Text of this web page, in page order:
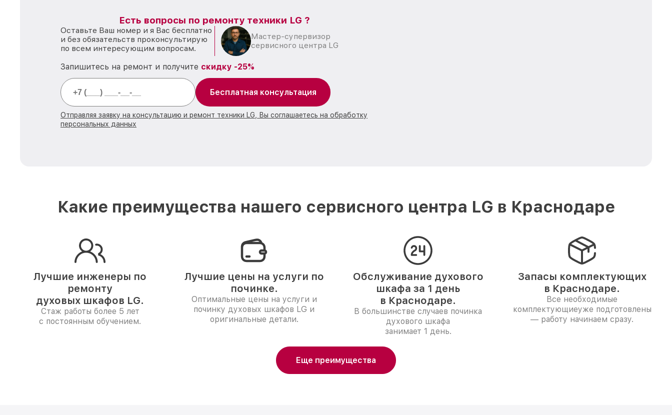
Есть вопросы по ремонту техники LG ?
Оставьте Ваш номер и я Вас бесплатно
и без обязательств проконсультирую
по всем интересующим вопросам.
Мастер-супервизор
сервисного центра LG
Запишитесь на ремонт и получите скидку -25%
Бесплатная консультация
Отправляя заявку на консультацию и ремонт техники LG, Вы соглашаетесь на обработку
персональных данных
Какие преимущества нашего сервисного центра LG в Краснодаре
Лучшие инженеры по
ремонту
духовых шкафов LG.
Стаж работы более 5 лет
с постоянным обучением.
Лучшие цены на услуги по
починке.
Оптимальные цены на услуги и
починку духовых шкафов LG и
оригинальные детали.
Обслуживание духового
шкафа за 1 день
в Краснодаре.
В большинстве случаев починка
духового шкафа
занимает 1 день.
Запасы комплектующих
в Краснодаре.
Все необходимые
комплектующиеуже подготовлены
— работу начинаем сразу.
Еще преимущества